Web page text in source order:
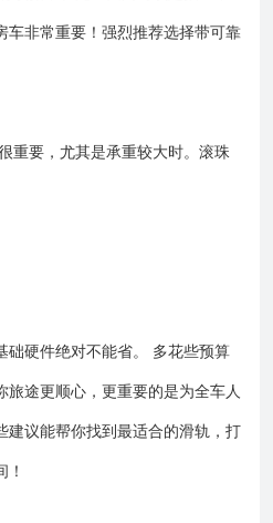
车非常重要！强烈推荐选择带可靠
重要，尤其是承重较大时。滚珠
础硬件绝对不能省。 多花些预算
旅途更顺心，更重要的是为全车人
建议能帮你找到最适合的滑轨，打
！